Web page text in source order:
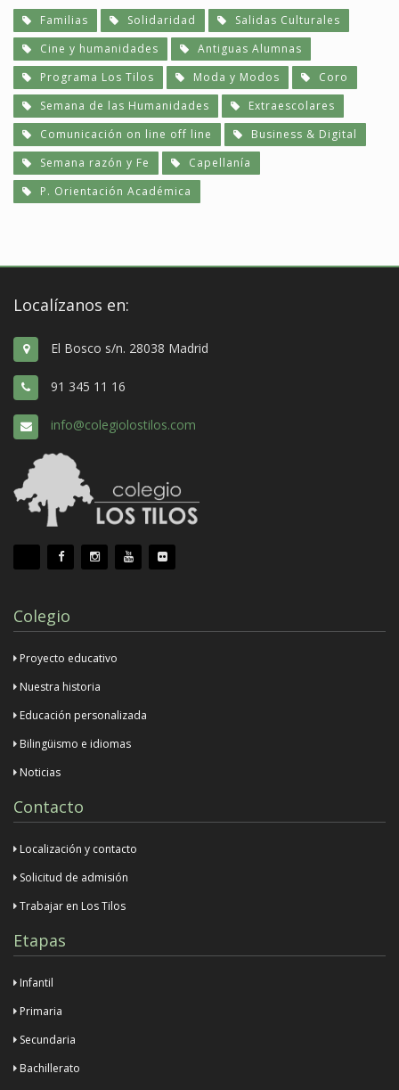
Familias Solidaridad
Salidas Culturales
Cine y humanidades
Antiguas Alumnas
Programa Los Tilos
Moda y Modos
Coro
Semana de las Humanidades
Extraescolares
Comunicación on line off line
Business & Digital
Semana razón y Fe
Capellanía
P. Orientación Académica
Localízanos en:
El Bosco s/n. 28038 Madrid
91 345 11 16
info@colegiolostilos.com
Colegio
Proyecto educativo
Nuestra historia
Educación personalizada
Bilingüismo e idiomas
Noticias
Contacto
Localización y contacto
Solicitud de admisión
Trabajar en Los Tilos
Etapas
Infantil
Primaria
Secundaria
Bachillerato